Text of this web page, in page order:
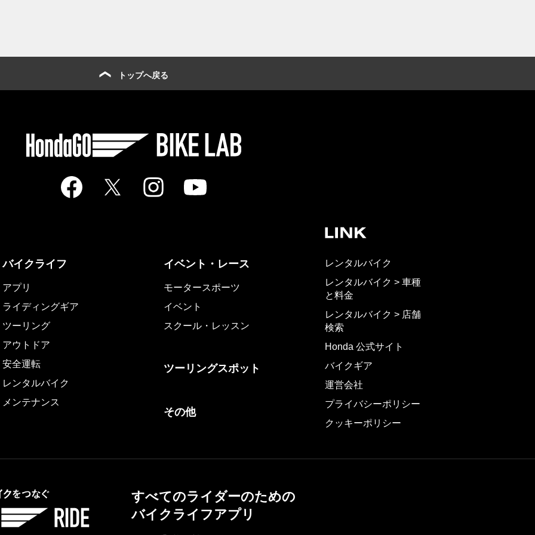
トップへ戻る
バイクライフ
アプリ
ライディングギア
ツーリング
アウトドア
安全運転
レンタルバイク
メンテナンス
イベント・レース
モータースポーツ
イベント
スクール・レッスン
ツーリングスポット
その他
レンタルバイク
レンタルバイク > 車種
と料金
レンタルバイク > 店舗
検索
Honda 公式サイト
バイクギア
運営会社
プライバシーポリシー
クッキーポリシー
すべてのライダーのための
バイクライフアプリ